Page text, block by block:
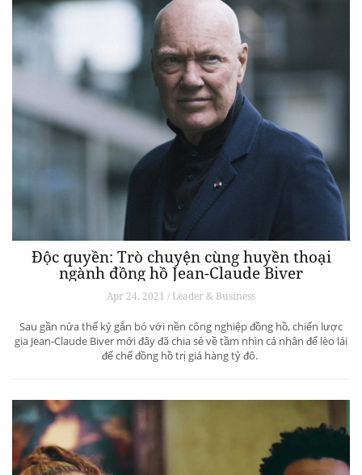
Độc quyền: Trò chuyện cùng huyền thoại
ngành đồng hồ Jean-Claude Biver
Apr 24, 2021 / Leader & Business
Sau gần nửa thế kỷ gắn bó với nền công nghiệp đồng hồ, chiến lược
gia Jean-Claude Biver mới đây đã chia sẻ về tầm nhìn cá nhân để lèo lái
đế chế đồng hồ trị giá hàng tỷ đô.